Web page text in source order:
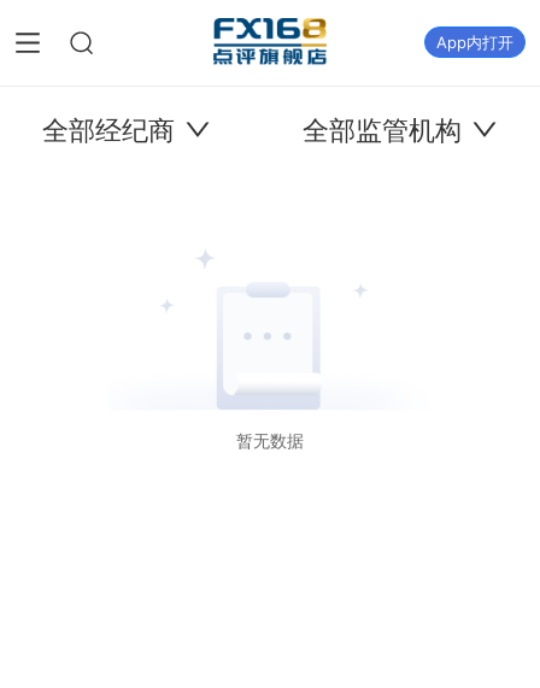
App内打开
全部经纪商 全部监管机构
暂无数据